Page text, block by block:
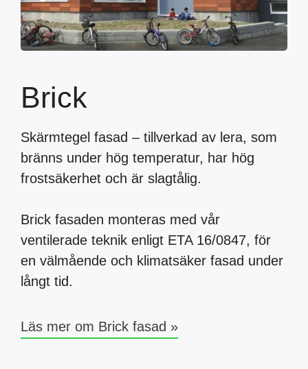
Brick
Skärmtegel fasad – tillverkad av lera, som
bränns under hög temperatur, har hög
frostsäkerhet och är slagtålig.
Brick fasaden monteras med vår
ventilerade teknik enligt ETA 16/0847, för
en välmående och klimatsäker fasad under
långt tid.
Läs mer om Brick fasad »